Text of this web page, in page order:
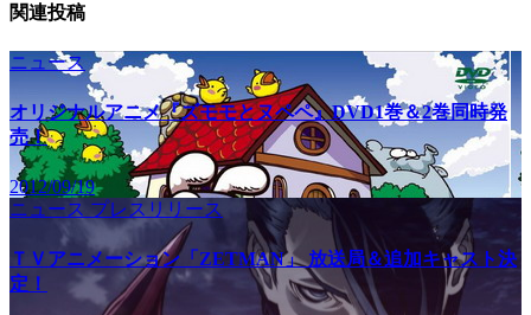
関連投稿
ニュース
オリジナルアニメ『ズモモとヌペペ』DVD1巻＆2巻同時発
売！
2012/09/19
ニュース プレスリリース
ＴＶアニメーション「ZETMAN」 放送局＆追加キャスト決
定！